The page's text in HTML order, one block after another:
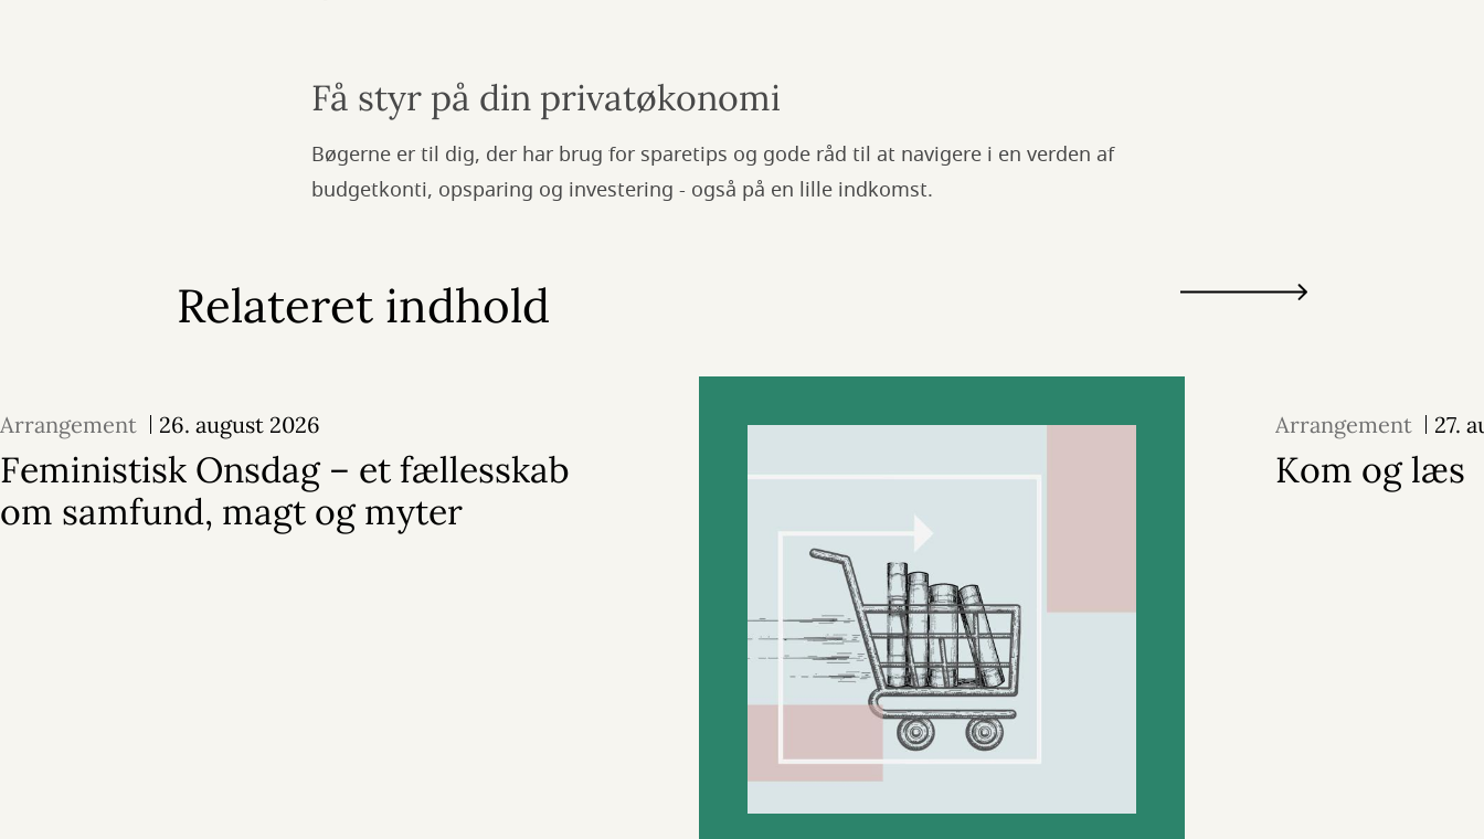
Få styr på din privatøkonomi
Bøgerne er til dig, der har brug for sparetips og gode råd til at navigere i en verden af
budgetkonti, opsparing og investering - også på en lille indkomst.
Relateret indhold
Arrangement 26. august 2026
Feministisk Onsdag – et fællesskab
om samfund, magt og myter
Arrangement 27.
Kom og læs